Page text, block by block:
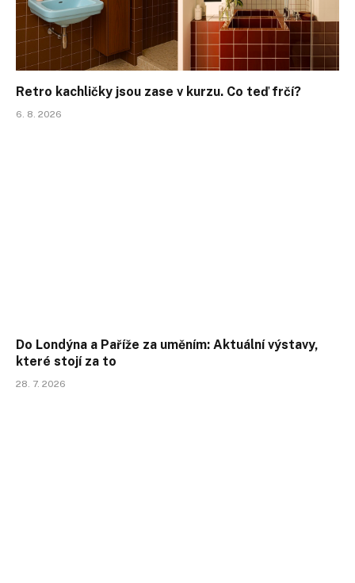
Retro kachličky jsou zase v kurzu. Co teď frčí?
6. 8. 2026
Do Londýna a Paříže za uměním: Aktuální výstavy,
které stojí za to
28. 7. 2026